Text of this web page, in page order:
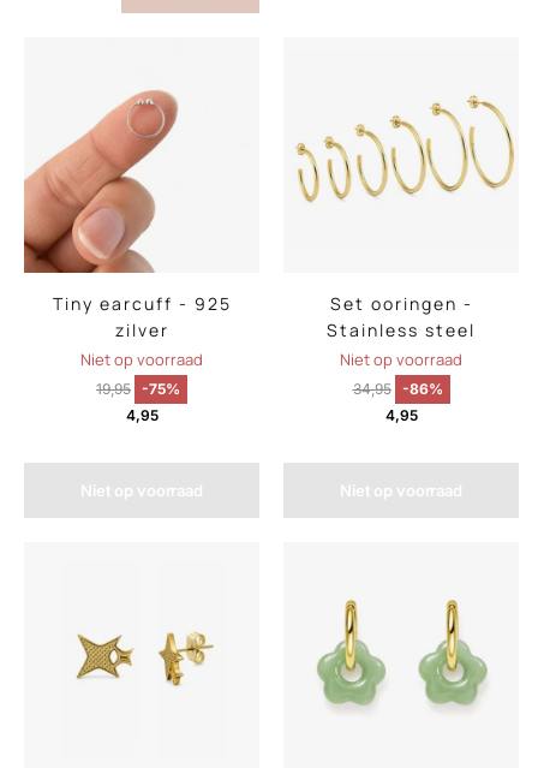
Tiny earcuff - 925
zilver
Niet op voorraad
19,95 -75%
4,95
Niet op voorraad
Set ooringen -
Stainless steel
Niet op voorraad
34,95
-86%
4,95
Niet op voorraad